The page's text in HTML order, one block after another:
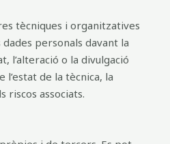
tècniques i organitzatives
personals davant la
l’alteració o la divulgació
de la tècnica, la
riscos associats.